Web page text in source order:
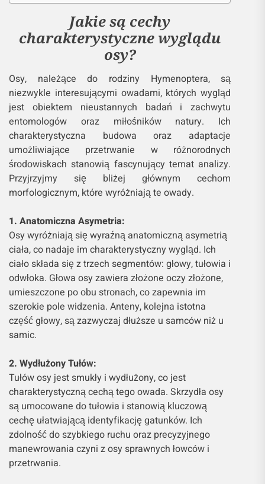
Jakie są cechy
charakterystyczne wyglądu
osy?
Osy, należące do rodziny Hymenoptera, są
niezwykle interesującymi owadami, których wygląd
jest obiektem nieustannych badań i zachwytu
entomologów oraz miłośników natury. Ich
charakterystyczna budowa oraz adaptacje
umożliwiające przetrwanie w różnorodnych
środowiskach stanowią fascynujący temat analizy.
Przyjrzyjmy się bliżej głównym cechom
morfologicznym, które wyróżniają te owady.
1. Anatomiczna Asymetria:
Osy wyróżniają się wyraźną anatomiczną asymetrią
ciała, co nadaje im charakterystyczny wygląd. Ich
ciało składa się z trzech segmentów: głowy, tułowia i
odwłoka. Głowa osy zawiera złożone oczy złożone,
umieszczone po obu stronach, co zapewnia im
szerokie pole widzenia. Anteny, kolejna istotna
część głowy, są zazwyczaj dłuższe u samców niż u
samic.
2. Wydłużony Tułów:
Tułów osy jest smukły i wydłużony, co jest
charakterystyczną cechą tego owada. Skrzydła osy
są umocowane do tułowia i stanowią kluczową
cechę ułatwiającą identyfikację gatunków. Ich
zdolność do szybkiego ruchu oraz precyzyjnego
manewrowania czyni z osy sprawnych łowców i
przetrwania.